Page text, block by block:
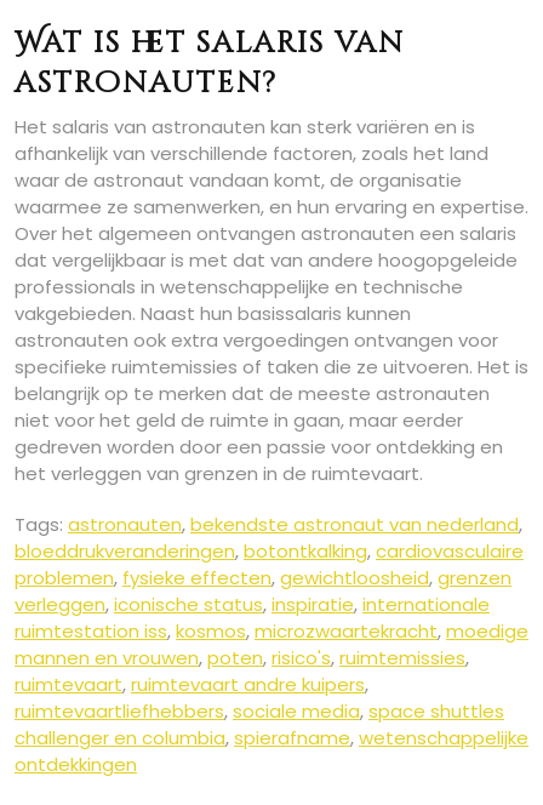
Wat is het salaris van
astronauten?
Het salaris van astronauten kan sterk variëren en is
afhankelijk van verschillende factoren, zoals het land
waar de astronaut vandaan komt, de organisatie
waarmee ze samenwerken, en hun ervaring en expertise.
Over het algemeen ontvangen astronauten een salaris
dat vergelijkbaar is met dat van andere hoogopgeleide
professionals in wetenschappelijke en technische
vakgebieden. Naast hun basissalaris kunnen
astronauten ook extra vergoedingen ontvangen voor
specifieke ruimtemissies of taken die ze uitvoeren. Het is
belangrijk op te merken dat de meeste astronauten
niet voor het geld de ruimte in gaan, maar eerder
gedreven worden door een passie voor ontdekking en
het verleggen van grenzen in de ruimtevaart.
Tags: astronauten,bekendste astronaut van nederland,
bloeddrukveranderingen,botontkalking,cardiovasculaire
problemen, fysieke effecten,gewichtloosheid,grenzen
verleggen,iconische status,inspiratie,internationale
ruimtestation iss,kosmos,microzwaartekracht,moedige
mannen en vrouwen,poten,risico's,ruimtemissies,
ruimtevaart,ruimtevaart andre kuipers,
ruimtevaartliefhebbers,sociale media,space shuttles
challenger en columbia,spierafname,wetenschappelijke
ontdekkingen